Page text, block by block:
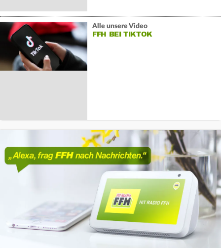
Alle unsere Video
FFH BEI TIKTOK